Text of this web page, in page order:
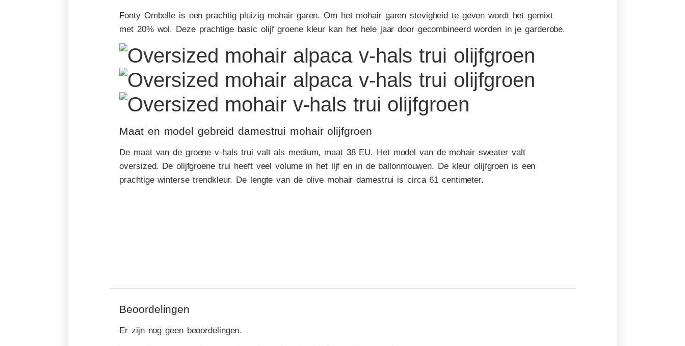
Fonty Ombelle is een prachtig pluizig mohair garen. Om het mohair garen stevigheid te geven wordt het gemixt
met 20% wol. Deze prachtige basic olijf groene kleur kan het hele jaar door gecombineerd worden in je garderobe.
Maat en model gebreid damestrui mohair olijfgroen
De maat van de groene v-hals trui valt als medium, maat 38 EU. Het model van de mohair sweater valt
oversized. De olijfgroene trui heeft veel volume in het lijf en in de ballonmouwen. De kleur olijfgroen is een
prachtige winterse trendkleur. De lengte van de olive mohair damestrui is circa 61 centimeter.
Beoordelingen
Er zijn nog geen beoordelingen.